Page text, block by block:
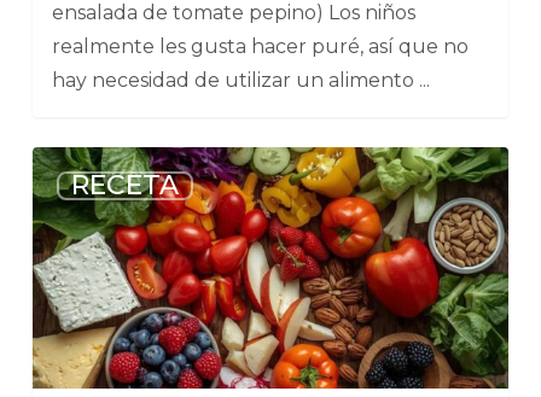
ensalada de tomate pepino) Los niños
realmente les gusta hacer puré, así que no
hay necesidad de utilizar un alimento ...
RECETA
6